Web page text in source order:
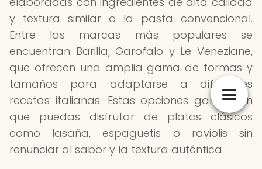
y textura similar a la pasta convencional.
Entre las marcas más populares se
encuentran Barilla, Garofalo y Le Veneziane,
que ofrecen una amplia gama de formas y
tamaños para adaptarse a diferentes
recetas italianas. Estas opciones garantizan
que puedas disfrutar de platos clásicos
como lasaña, espaguetis o raviolis sin
renunciar al sabor y la textura auténtica.